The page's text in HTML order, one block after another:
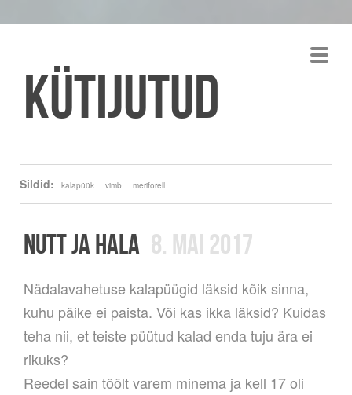
Kütijutud
Sildid: kalapüük vimb meriforell
NUTT JA HALA 8. MAI 2017
Nädalavahetuse kalapüügid läksid kõik sinna,
kuhu päike ei paista. Või kas ikka läksid? Kuidas
teha nii, et teiste püütud kalad enda tuju ära ei
rikuks?
Reedel sain töölt varem minema ja kell 17 oli